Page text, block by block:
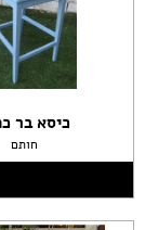
כיסא בר
חותם